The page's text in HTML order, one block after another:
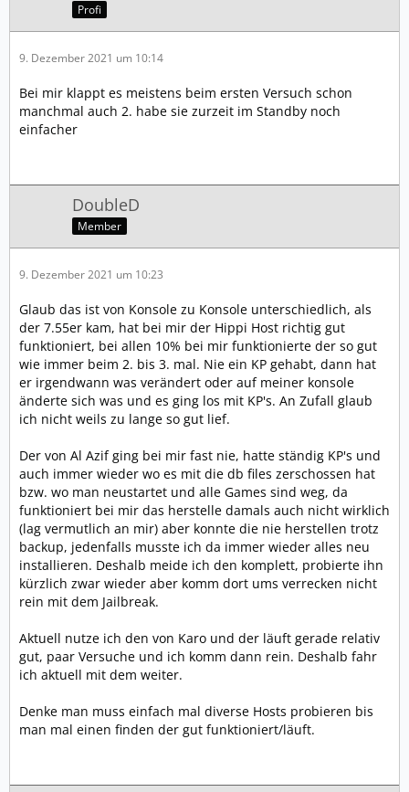
Profi
9. Dezember 2021 um 10:14
Bei mir klappt es meistens beim ersten Versuch schon
manchmal auch 2. habe sie zurzeit im Standby noch
einfacher
DoubleD
Member
9. Dezember 2021 um 10:23
Glaub das ist von Konsole zu Konsole unterschiedlich, als
der 7.55er kam, hat bei mir der Hippi Host richtig gut
funktioniert, bei allen 10% bei mir funktionierte der so gut
wie immer beim 2. bis 3. mal. Nie ein KP gehabt, dann hat
er irgendwann was verändert oder auf meiner konsole
änderte sich was und es ging los mit KP's. An Zufall glaub
ich nicht weils zu lange so gut lief.
Der von Al Azif ging bei mir fast nie, hatte ständig KP's und
auch immer wieder wo es mit die db files zerschossen hat
bzw. wo man neustartet und alle Games sind weg, da
funktioniert bei mir das herstelle damals auch nicht wirklich
(lag vermutlich an mir) aber konnte die nie herstellen trotz
backup, jedenfalls musste ich da immer wieder alles neu
installieren. Deshalb meide ich den komplett, probierte ihn
kürzlich zwar wieder aber komm dort ums verrecken nicht
rein mit dem Jailbreak.
Aktuell nutze ich den von Karo und der läuft gerade relativ
gut, paar Versuche und ich komm dann rein. Deshalb fahr
ich aktuell mit dem weiter.
Denke man muss einfach mal diverse Hosts probieren bis
man mal einen finden der gut funktioniert/läuft.